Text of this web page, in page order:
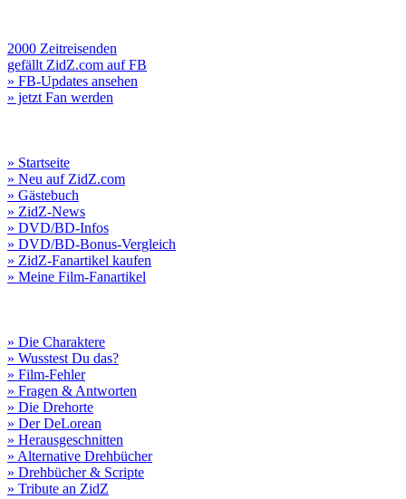
2000 Zeitreisenden
gefällt ZidZ.com auf FB
» FB-Updates ansehen
» jetzt Fan werden
» Startseite
» Neu auf ZidZ.com
» Gästebuch
» ZidZ-News
» DVD/BD-Infos
» DVD/BD-Bonus-Vergleich
» ZidZ-Fanartikel kaufen
» Meine Film-Fanartikel
» Die Charaktere
» Wusstest Du das?
» Film-Fehler
» Fragen & Antworten
» Die Drehorte
» Der DeLorean
» Herausgeschnitten
» Alternative Drehbücher
» Drehbücher & Scripte
» Tribute an ZidZ